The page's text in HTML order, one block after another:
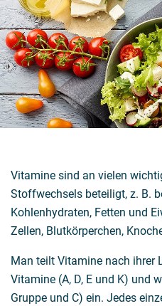
Vitamine sind an vielen
Stoffwechsels beteiligt, z. B.
Kohlenhydraten, Fetten und
Zellen, Blutkörperchen,
Man teilt Vitamine nach ihrer
Vitamine (A, D, E und K) und
Gruppe und C) ein. Jedes